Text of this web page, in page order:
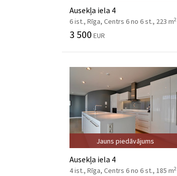
Ausekļa iela 4
6 ist., Rīga, Centrs 6 no 6 st., 223 m2
3 500 EUR
Jauns piedāvājums
Ausekļa iela 4
4 ist., Rīga, Centrs 6 no 6 st., 185 m2